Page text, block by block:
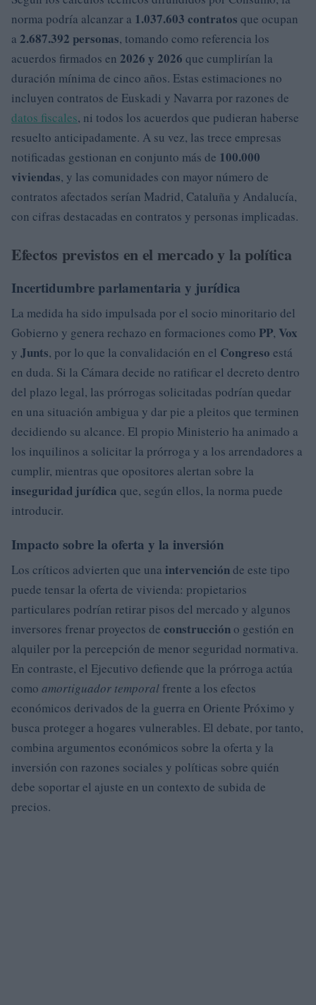
norma podría alcanzar a 1.037.603 contratos que ocupan
a 2.687.392 personas, tomando como referencia los
acuerdos firmados en 2026 y 2026 que cumplirían la
duración mínima de cinco años. Estas estimaciones no
incluyen contratos de Euskadi y Navarra por razones de
datos fiscales, ni todos los acuerdos que pudieran haberse
resuelto anticipadamente. A su vez, las trece empresas
notificadas gestionan en conjunto más de 100.000
viviendas, y las comunidades con mayor número de
contratos afectados serían Madrid, Cataluña y Andalucía,
con cifras destacadas en contratos y personas implicadas.
Efectos previstos en el mercado y la política
Incertidumbre parlamentaria y jurídica
La medida ha sido impulsada por el socio minoritario del
Gobierno y genera rechazo en formaciones como PP, Vox
y Junts, por lo que la convalidación en el Congreso está
en duda. Si la Cámara decide no ratificar el decreto dentro
del plazo legal, las prórrogas solicitadas podrían quedar
en una situación ambigua y dar pie a pleitos que terminen
decidiendo su alcance. El propio Ministerio ha animado a
los inquilinos a solicitar la prórroga y a los arrendadores a
cumplir, mientras que opositores alertan sobre la
inseguridad jurídica que, según ellos, la norma puede
introducir.
Impacto sobre la oferta y la inversión
Los críticos advierten que una intervenciónde este tipo
puede tensar la oferta de vivienda: propietarios
particulares podrían retirar pisos del mercado y algunos
inversores frenar proyectos de construccióno gestión en
alquiler por la percepción de menor seguridad normativa.
En contraste, el Ejecutivo defiende que la prórroga actúa
como amortiguador temporal frente a los efectos
económicos derivados de la guerra en Oriente Próximo y
busca proteger a hogares vulnerables. El debate, por tanto,
combina argumentos económicos sobre la oferta y la
inversión con razones sociales y políticas sobre quién
debe soportar el ajuste en un contexto de subida de
precios.